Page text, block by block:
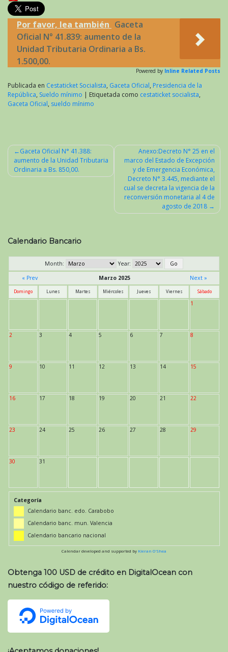
Por favor, lea también Gaceta
Oficial N° 41.839: aumento de la
Unidad Tributaria Ordinaria a Bs.
1.500,00.
Powered by Inline Related Posts
Publicada en Cestaticket Socialista, Gaceta Oficial, Presidencia de la
República, Sueldo mínimo | Etiquetada como cestaticket socialista,
Gaceta Oficial, sueldo mínimo
Navegación
de
Gaceta Oficial N° 41.388:
aumento de la Unidad Tributaria
Ordinaria a Bs. 850,00.
Anexo:Decreto N° 25 en el
marco del Estado de Excepción
y de Emergencia Económica,
Decreto N° 3.445, mediante el
cual se decreta la vigencia de la
reconversión monetaria al 4 de
agosto de 2018
Calendario Bancario
Month:
Year:
« Prev
Marzo 2025 Next »
Domingo Lunes Martes Miércoles Jueves Viernes Sábado
1
2 3 4 5 6 7 8
9 10 11 12 13 14 15
16 17 18 19 20 21 22
23 24 25 26 27 28 29
30 31
Categoría
Calendario banc. edo. Carabobo
Calendario banc. mun. Valencia
Calendario bancario nacional
Calendar developed and supported by Kieran O'Shea
Obtenga 100 USD de crédito en DigitalOcean con
nuestro código de referido: